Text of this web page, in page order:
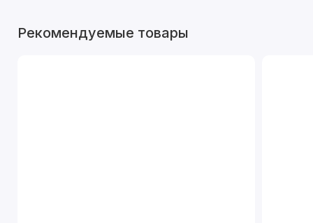
Рекомендуемые товары